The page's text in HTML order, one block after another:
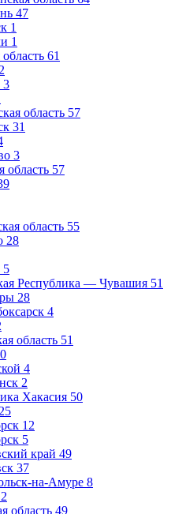
47
1
1
61
3
область 57
31
3
область 57
область 55
28
5
Республика — Чувашия 51
28
4
область 51
4
2
Хакасия 50
25
12
5
край 49
37
на-Амуре 8
2
область 49